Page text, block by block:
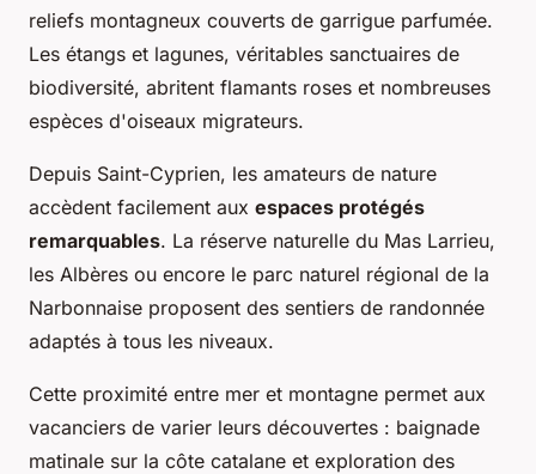
reliefs montagneux couverts de garrigue parfumée.
Les étangs et lagunes, véritables sanctuaires de
biodiversité, abritent flamants roses et nombreuses
espèces d'oiseaux migrateurs.
Depuis Saint-Cyprien, les amateurs de nature
accèdent facilement aux espaces protégés
remarquables. La réserve naturelle du Mas Larrieu,
les Albères ou encore le parc naturel régional de la
Narbonnaise proposent des sentiers de randonnée
adaptés à tous les niveaux.
Cette proximité entre mer et montagne permet aux
vacanciers de varier leurs découvertes : baignade
matinale sur la côte catalane et exploration des